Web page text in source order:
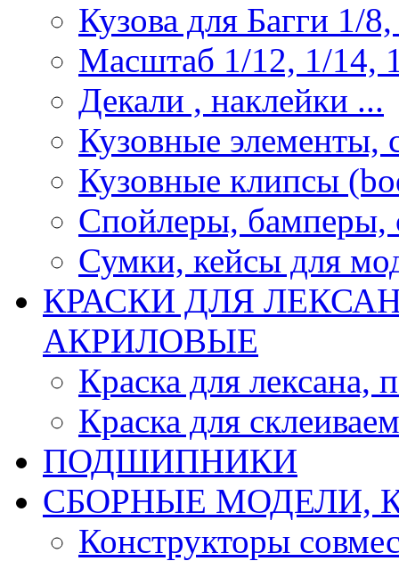
Кузова для Багги 1/
Масштаб 1/12, 1/14,
Декали , наклейки ...
Кузовные элементы,
Кузовные клипсы
Спойлеры, бамперы,
Сумки, кейсы для
КРАСКИ ДЛЯ
АКРИЛОВЫЕ
Краска для лексана,
Краска для
ПОДШИПНИКИ
CБОРНЫЕ МОДЕЛИ,
Конструкторы